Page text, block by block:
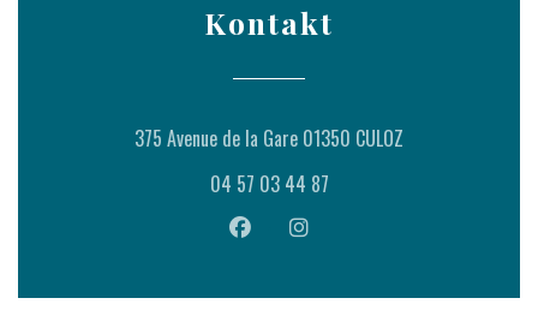
Kontakt
375 Avenue de la Gare 01350 CULOZ
04 57 03 44 87
Facebook ((öffnet ein neues Fenster))
Instagram ((öffnet ein neues